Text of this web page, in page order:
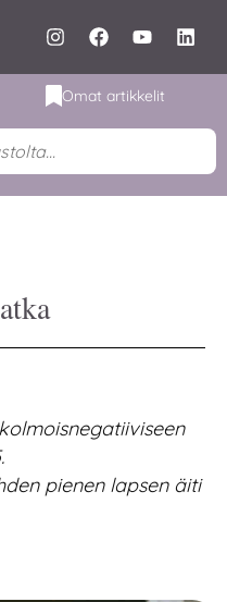
Omat artikkelit
pienen lapsen äiti